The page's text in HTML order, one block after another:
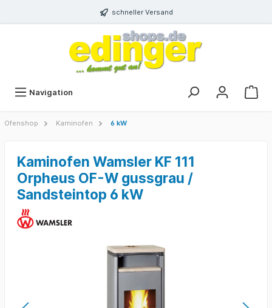
schneller Versand
Navigation
Ofenshop Kaminofen 6 kW
Kaminofen Wamsler KF 111
Orpheus OF-W gussgrau /
Sandsteintop 6 kW